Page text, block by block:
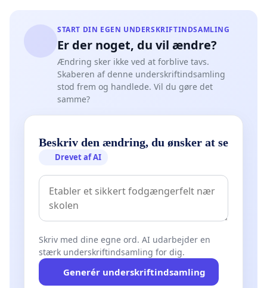
START DIN EGEN UNDERSKRIFTINDSAMLING
Er der noget, du vil ændre?
Ændring sker ikke ved at forblive tavs.
Skaberen af denne underskriftindsamling
stod frem og handlede. Vil du gøre det
samme?
Beskriv den ændring, du ønsker at se
Drevet af AI
Skriv med dine egne ord. AI udarbejder en
stærk underskriftindsamling for dig.
Generér underskriftindsamling